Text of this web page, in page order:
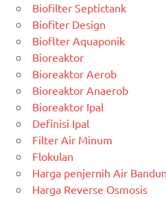
Biofilter Septictank
Biofiter Design
Bioflter Aquaponik
Bioreaktor
Bioreaktor Aerob
Bioreaktor Anaerob
Bioreaktor Ipal
Definisi Ipal
Filter Air Minum
Flokulan
Harga penjernih Air
Harga Reverse Osmosis